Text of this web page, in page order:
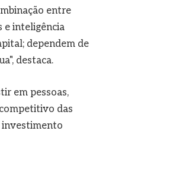
entre
e inteligência
dependem de
destaca.
em pessoas,
das
investimento